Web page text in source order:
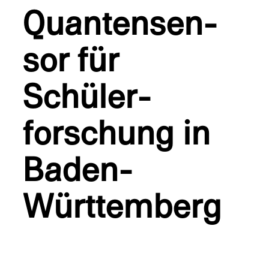
Quantensen­
sor für
Schüler­
forschung in
Baden-
Württemberg